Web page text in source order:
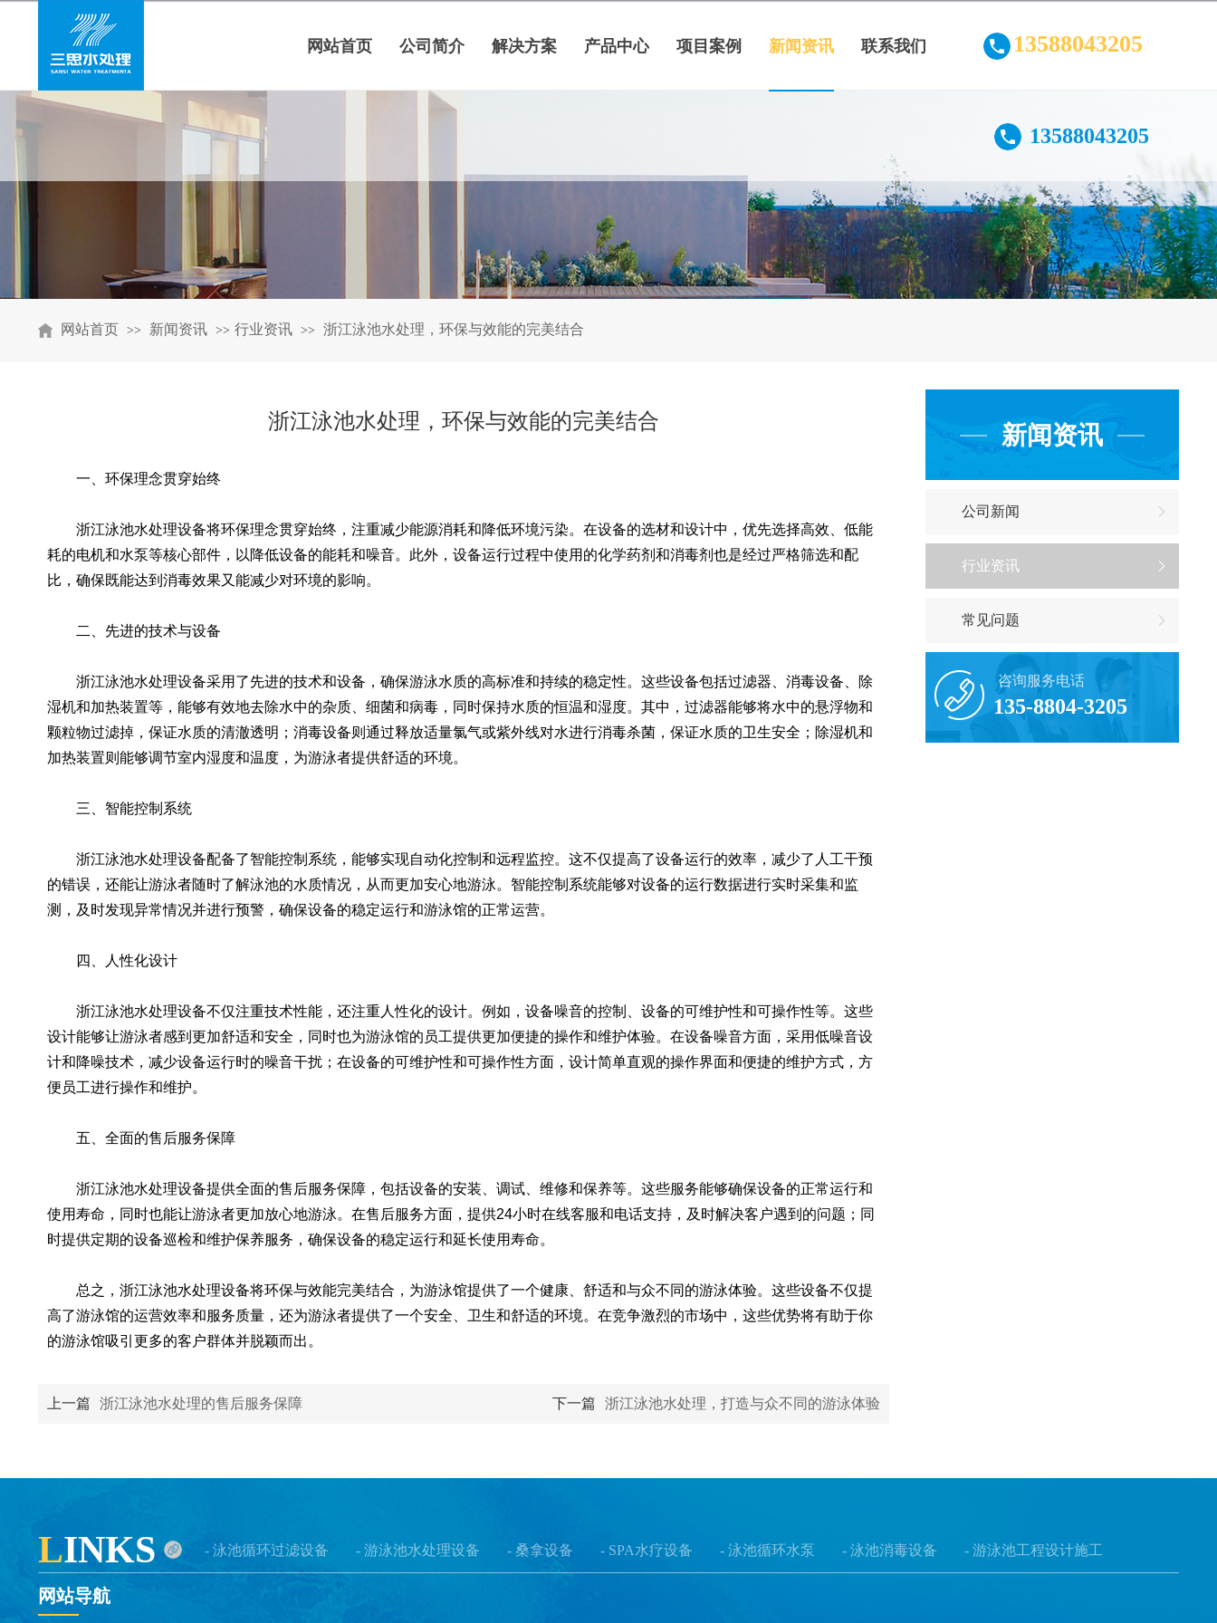
13588043205
网站首页 公司简介 解决方案 产品中心 项目案例 新闻资讯 联系我们
13588043205
网站首页 >> 新闻资讯 >> 行业资讯 >> 浙江泳池水处理，环保与效能的完美结合
新闻资讯
公司新闻
行业资讯
常见问题
咨询服务电话
135-8804-3205
浙江泳池水处理，环保与效能的完美结合
一、环保理念贯穿始终
浙江泳池水处理设备将环保理念贯穿始终，注重减少能源消耗和降低环境污染。在设备的选材和设计中，优先选择高效、低能
耗的电机和水泵等核心部件，以降低设备的能耗和噪音。此外，设备运行过程中使用的化学药剂和消毒剂也是经过严格筛选和配
比，确保既能达到消毒效果又能减少对环境的影响。
二、先进的技术与设备
浙江泳池水处理设备采用了先进的技术和设备，确保游泳水质的高标准和持续的稳定性。这些设备包括过滤器、消毒设备、除
湿机和加热装置等，能够有效地去除水中的杂质、细菌和病毒，同时保持水质的恒温和湿度。其中，过滤器能够将水中的悬浮物和
颗粒物过滤掉，保证水质的清澈透明；消毒设备则通过释放适量氯气或紫外线对水进行消毒杀菌，保证水质的卫生安全；除湿机和
加热装置则能够调节室内湿度和温度，为游泳者提供舒适的环境。
三、智能控制系统
浙江泳池水处理设备配备了智能控制系统，能够实现自动化控制和远程监控。这不仅提高了设备运行的效率，减少了人工干预
的错误，还能让游泳者随时了解泳池的水质情况，从而更加安心地游泳。智能控制系统能够对设备的运行数据进行实时采集和监
测，及时发现异常情况并进行预警，确保设备的稳定运行和游泳馆的正常运营。
四、人性化设计
浙江泳池水处理设备不仅注重技术性能，还注重人性化的设计。例如，设备噪音的控制、设备的可维护性和可操作性等。这些
设计能够让游泳者感到更加舒适和安全，同时也为游泳馆的员工提供更加便捷的操作和维护体验。在设备噪音方面，采用低噪音设
计和降噪技术，减少设备运行时的噪音干扰；在设备的可维护性和可操作性方面，设计简单直观的操作界面和便捷的维护方式，方
便员工进行操作和维护。
五、全面的售后服务保障
浙江泳池水处理设备提供全面的售后服务保障，包括设备的安装、调试、维修和保养等。这些服务能够确保设备的正常运行和
使用寿命，同时也能让游泳者更加放心地游泳。在售后服务方面，提供24小时在线客服和电话支持，及时解决客户遇到的问题；同
时提供定期的设备巡检和维护保养服务，确保设备的稳定运行和延长使用寿命。
总之，浙江泳池水处理设备将环保与效能完美结合，为游泳馆提供了一个健康、舒适和与众不同的游泳体验。这些设备不仅提
高了游泳馆的运营效率和服务质量，还为游泳者提供了一个安全、卫生和舒适的环境。在竞争激烈的市场中，这些优势将有助于你
的游泳馆吸引更多的客户群体并脱颖而出。
上一篇 浙江泳池水处理的售后服务保障 下一篇 浙江泳池水处理，打造与众不同的游泳体验
- 泳池循环过滤设备 - 游泳池水处理设备 - 桑拿设备 - SPA水疗设备 - 泳池循环水泵 - 泳池消毒设备 - 游泳池工程设计施工
LINKS
网站导航